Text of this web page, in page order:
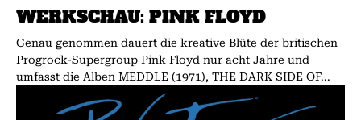
WERKSCHAU: PINK FLOYD
Genau genommen dauert die kreative Blüte der britischen
Progrock-Supergroup Pink Floyd nur acht Jahre und
umfasst die Alben MEDDLE (1971), THE DARK SIDE OF...